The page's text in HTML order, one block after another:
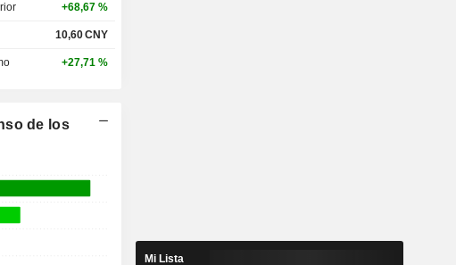
+68,67 %
10,60CNY
+27,71 %
de los
Mi Lista